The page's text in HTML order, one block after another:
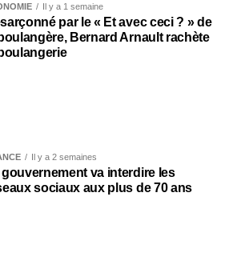
Il y a 1 semaine
par le « Et avec ceci ? » de
Bernard Arnault rachète
Il y a 2 semaines
gouvernement va interdire les
sociaux aux plus de 70 ans